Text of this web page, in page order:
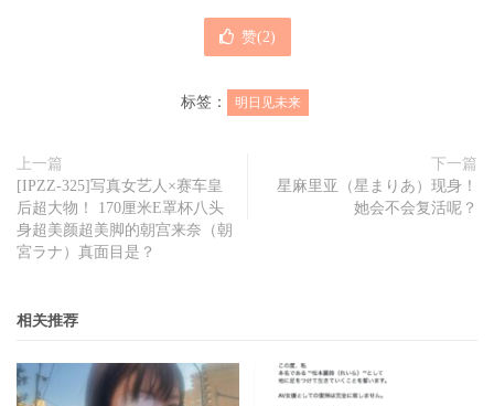
社长大人说了，这一阵子身体不好，总是在生病，不过她也
了影片剪辑的课程，也有些时候什么都不做，就只是想死ー
赞(2)
标签： 明日见未来
上一篇
[IPZZ-325]写真女艺人×赛车皇
后超大物！ 170厘米E罩杯八头
身超美颜超美脚的朝宫来奈（朝
宮ラナ）真面目是？
下一篇
星麻里亚（星まりあ）现身！
她会不会复活呢？
相关推荐